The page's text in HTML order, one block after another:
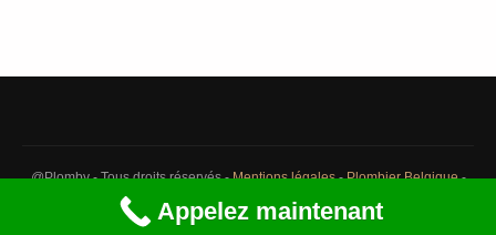
@Plomby - Tous droits réservés -Mentions légales-Plombier Belgique-
Débouchage Belgique
Appelez maintenant